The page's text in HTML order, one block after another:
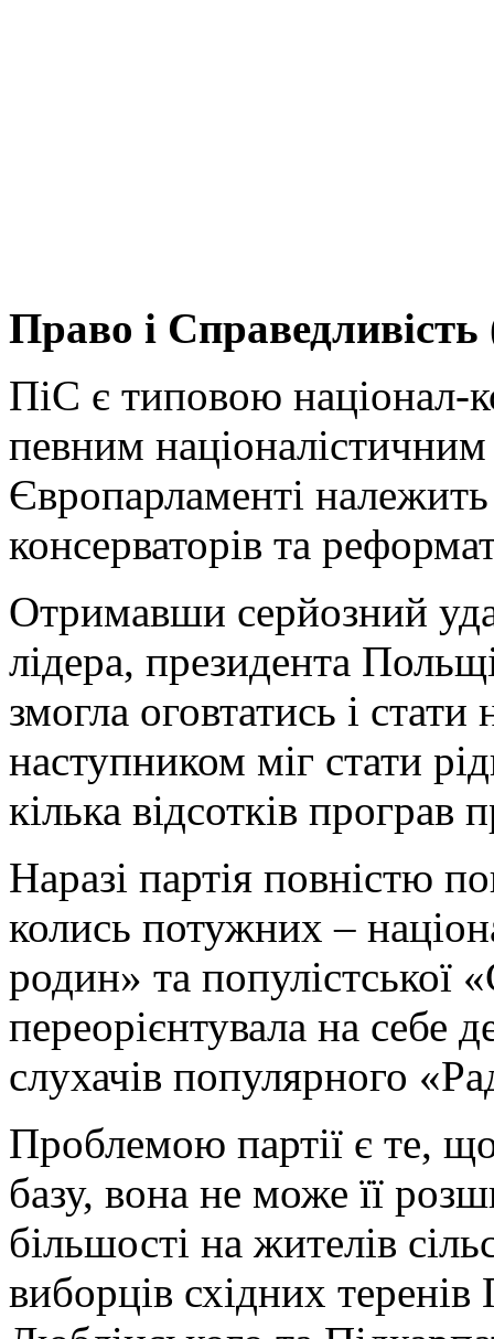
Право і Справедливість
ПіС є типовою націонал-
певним
Європарламенті
консерваторів та
Отримавши серйозний
лідера, президента
змогла оговтатись і
наступником міг стати
кілька відсотків програв
Наразі партія повністю
колись потужних –
родин» та популістської
переорієнтувала на себе
слухачів популярного
Проблемою партії є те,
базу, вона не може її
більшості на жителів
виборців східних